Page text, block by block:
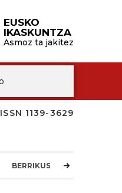
EUSKO
IKASKUNTZA
Asmoz ta jakitez
ISSN 1139-3629
BERRIKUSKETAK